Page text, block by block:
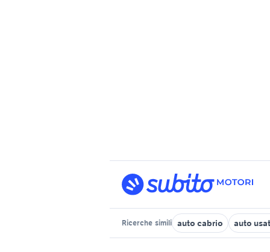
Ricerche simili auto cabrio auto